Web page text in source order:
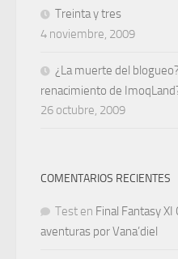
Treinta y tres
4 noviembre, 2009
¿La muerte del
renacimiento de
26 octubre, 2009
COMENTARIOS RECIENTES
Test en Final Fantasy XI
aventuras por Vana’diel